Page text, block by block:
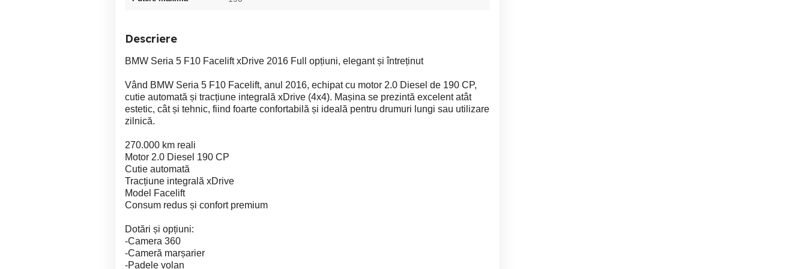
Descriere
BMW Seria 5 F10 Facelift xDrive 2016 Full opțiuni, elegant și întreținut
Vând BMW Seria 5 F10 Facelift, anul 2016, echipat cu motor 2.0 Diesel de 190 CP,
cutie automată și tracțiune integrală xDrive (4x4). Mașina se prezintă excelent atât
estetic, cât și tehnic, fiind foarte confortabilă și ideală pentru drumuri lungi sau utilizare
zilnică.
270.000 km reali
Motor 2.0 Diesel 190 CP
Cutie automată
Tracțiune integrală xDrive
Model Facelift
Consum redus și confort premium
Dotări și opțiuni:
-Camera 360
-Cameră marșarier
-Padele volan